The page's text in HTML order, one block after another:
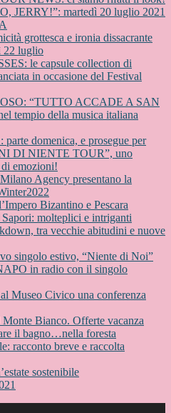
JERRY!”: martedì 20 luglio 2021
grottesca e ironia dissacrante
22 luglio
le capsule collection di
in occasione del Festival
“TUTTO ACCADE A SAN
tempio della musica italiana
domenica, e prosegue per
DI NIENTE TOUR”, uno
emozioni!
Agency presentano la
Bizantino e Pescara
molteplici e intriganti
tra vecchie abitudini e nuove
singolo estivo, “Niente di Noi”
in radio con il singolo
Museo Civico una conferenza
Bianco. Offerte vacanza
il bagno…nella foresta
racconto breve e raccolta
sostenibile